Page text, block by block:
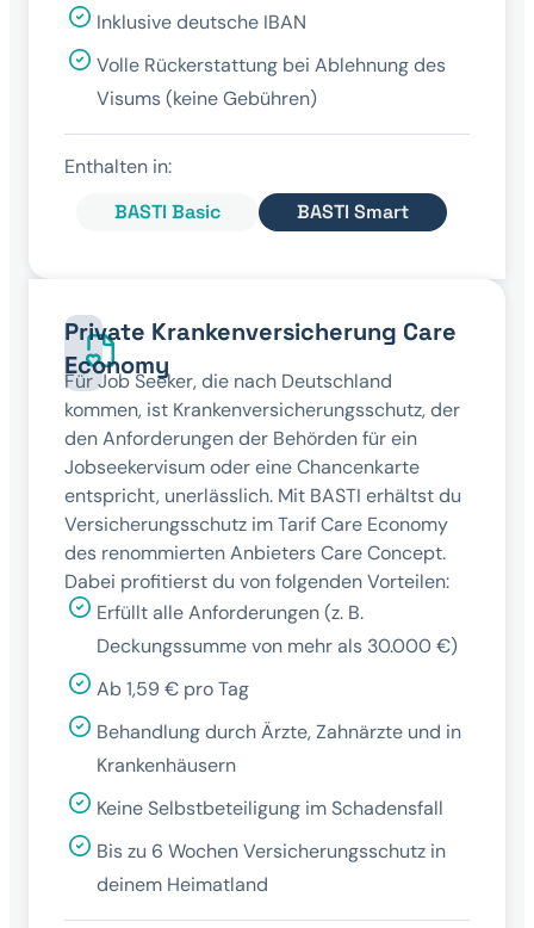
Inklusive deutsche IBAN
Volle Rückerstattung bei Ablehnung des
Visums (keine Gebühren)
Enthalten in:
BASTI Basic
BASTI Smart
Private Krankenversicherung Care
Economy
Für Job Seeker, die nach Deutschland
kommen, ist Krankenversicherungsschutz, der
den Anforderungen der Behörden für ein
Jobseekervisum oder eine Chancenkarte
entspricht, unerlässlich. Mit BASTI erhältst du
Versicherungsschutz im Tarif Care Economy
des renommierten Anbieters Care Concept.
Dabei profitierst du von folgenden Vorteilen:
Erfüllt alle Anforderungen (z. B.
Deckungssumme von mehr als 30.000 €)
Ab 1,59 € pro Tag
Behandlung durch Ärzte, Zahnärzte und in
Krankenhäusern
Keine Selbstbeteiligung im Schadensfall
Bis zu 6 Wochen Versicherungsschutz in
deinem Heimatland